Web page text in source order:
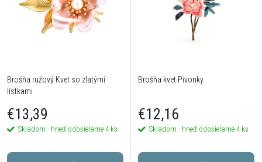
Brošňa ružový Kvet so zlatými
lístkami
€13,39
Skladom - hneď odosielame 4 ks
Brošňa kvet Pivonky
€12,16
Skladom - hneď odosielame 4 ks